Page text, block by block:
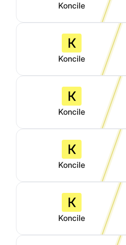
Koncile
Koncile
Koncile
Koncile
Koncile